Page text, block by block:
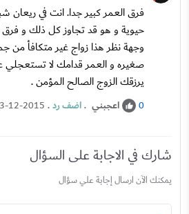
فرق العمر كبير جدا. انت في ريعان
حيوية و هو قد تجاوز كل ذلك و فرق
وجهة نظر هذا زواج غير متكافأ من
صغيره و العمر قدامك لا تستعجلي
يرزقك الزوج الصالح المؤمن .
0 اعجبني .اضف رد.
12-2015
شارك في الاجابة على السؤال
يمكنك الآن ارسال إجابة علي سؤال